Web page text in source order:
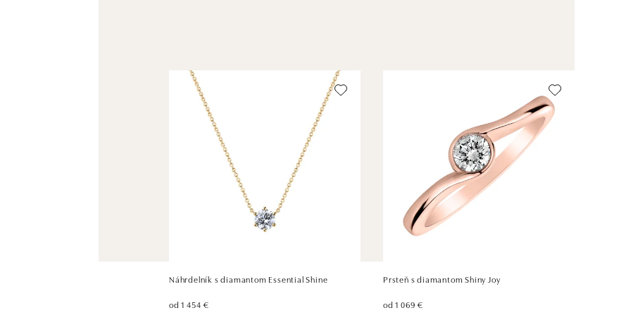
Náhrdelník s diamantom Essential Shine
od 1 454 €
Prsteň s diamantom Shiny Joy
od 1 069 €